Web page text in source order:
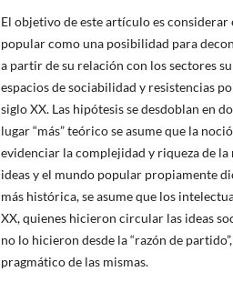
El objetivo de este artículo es
popular como una posibilidad para
a partir de su relación con los sectores
espacios de sociabilidad y resistencias
siglo XX. Las hipótesis se desdoblan en
lugar “más” teórico se asume que la
evidenciar la complejidad y riqueza de
ideas y el mundo popular propiamente
más histórica, se asume que los
XX, quienes hicieron circular las ideas
no lo hicieron desde la “razón de
pragmático de las mismas.